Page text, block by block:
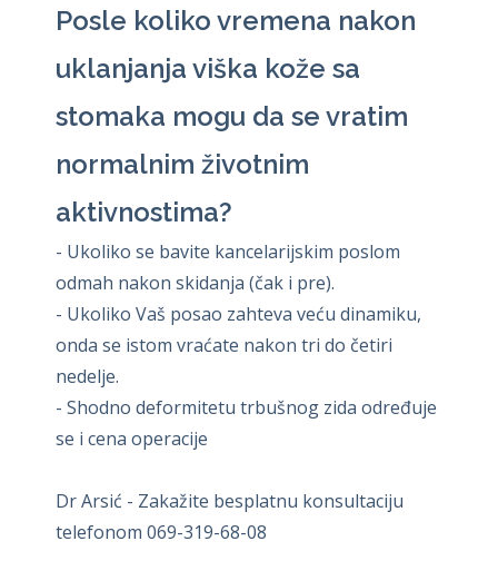
Posle koliko vremena nakon
uklanjanja viška kože sa
stomaka mogu da se vratim
normalnim životnim
aktivnostima?
- Ukoliko se bavite kancelarijskim poslom
odmah nakon skidanja (čak i pre).
- Ukoliko Vaš posao zahteva veću dinamiku,
onda se istom vraćate nakon tri do četiri
nedelje.
- Shodno deformitetu trbušnog zida određuje
se i cena operacije
Dr Arsić - Zakažite besplatnu konsultaciju
telefonom 069-319-68-08